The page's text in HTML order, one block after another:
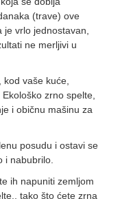
(trave) ove
vrlo jednostavan,
ne merljivi u
vaše kuće,
zrno spelte,
i običnu mašinu za
posudu i ostavi se
i nabubrilo.
ih napuniti zemljom
tako što ćete zrna